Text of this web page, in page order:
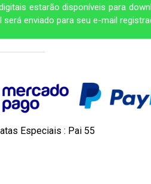
estarão disponíveis para
será enviado para seu e-mail
Especiais : Pai 55